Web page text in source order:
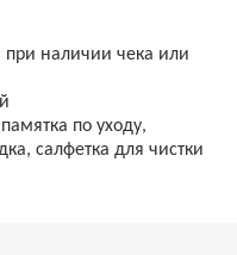
при наличии чека или
по уходу,
салфетка для чистки